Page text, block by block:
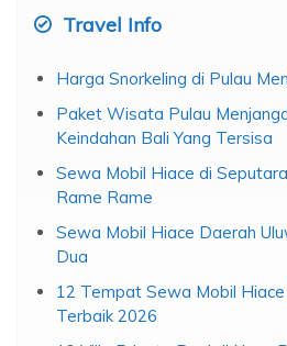
Travel Info
Harga Snorkeling di Pulau
Paket Wisata Pulau
Keindahan Bali Yang Tersisa
Sewa Mobil Hiace di
Rame Rame
Sewa Mobil Hiace Daerah
Dua
12 Tempat Sewa Mobil
Terbaik 2026